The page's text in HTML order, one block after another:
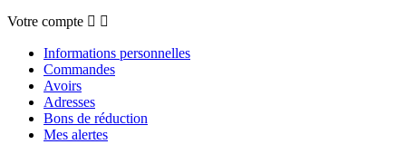
Votre compte  
Informations personnelles
Commandes
Avoirs
Adresses
Bons de réduction
Mes alertes